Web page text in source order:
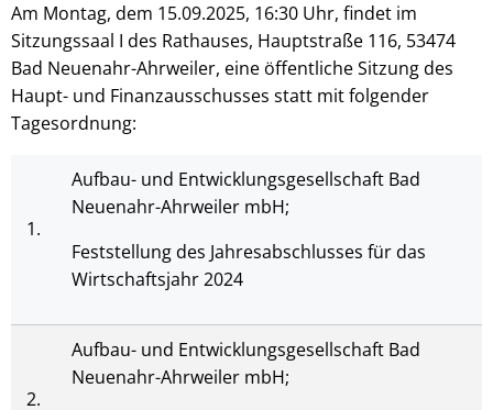
Am Montag, dem 15.09.2025, 16:30 Uhr, findet im
Sitzungssaal I des Rathauses, Hauptstraße 116, 53474
Bad Neuenahr-Ahrweiler, eine öffentliche Sitzung des
Haupt- und Finanzausschusses statt mit folgender
Tagesordnung:
1.
Aufbau- und Entwicklungsgesellschaft Bad
Neuenahr-Ahrweiler mbH;
Feststellung des Jahresabschlusses für das
Wirtschaftsjahr 2024
2.
Aufbau- und Entwicklungsgesellschaft Bad
Neuenahr-Ahrweiler mbH;